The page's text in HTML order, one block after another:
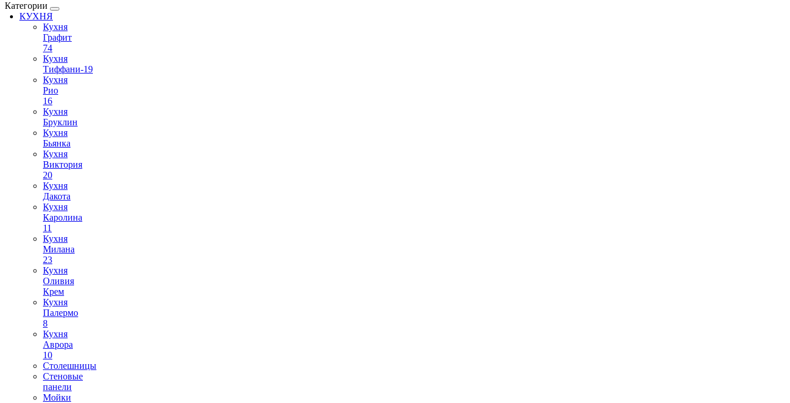
Категории
КУХНЯ
Кухня
Графит
74
Кухня
Тиффани-19
Кухня
Рио
16
Кухня
Бруклин
Кухня
Бьянка
Кухня
Виктория
20
Кухня
Дакота
Кухня
Каролина
11
Кухня
Милана
23
Кухня
Оливия
Крем
Кухня
Палермо
8
Кухня
Аврора
10
Столешницы
Стеновые
панели
Мойки